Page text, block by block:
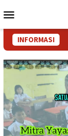
ke
Mobile
INFORMASI